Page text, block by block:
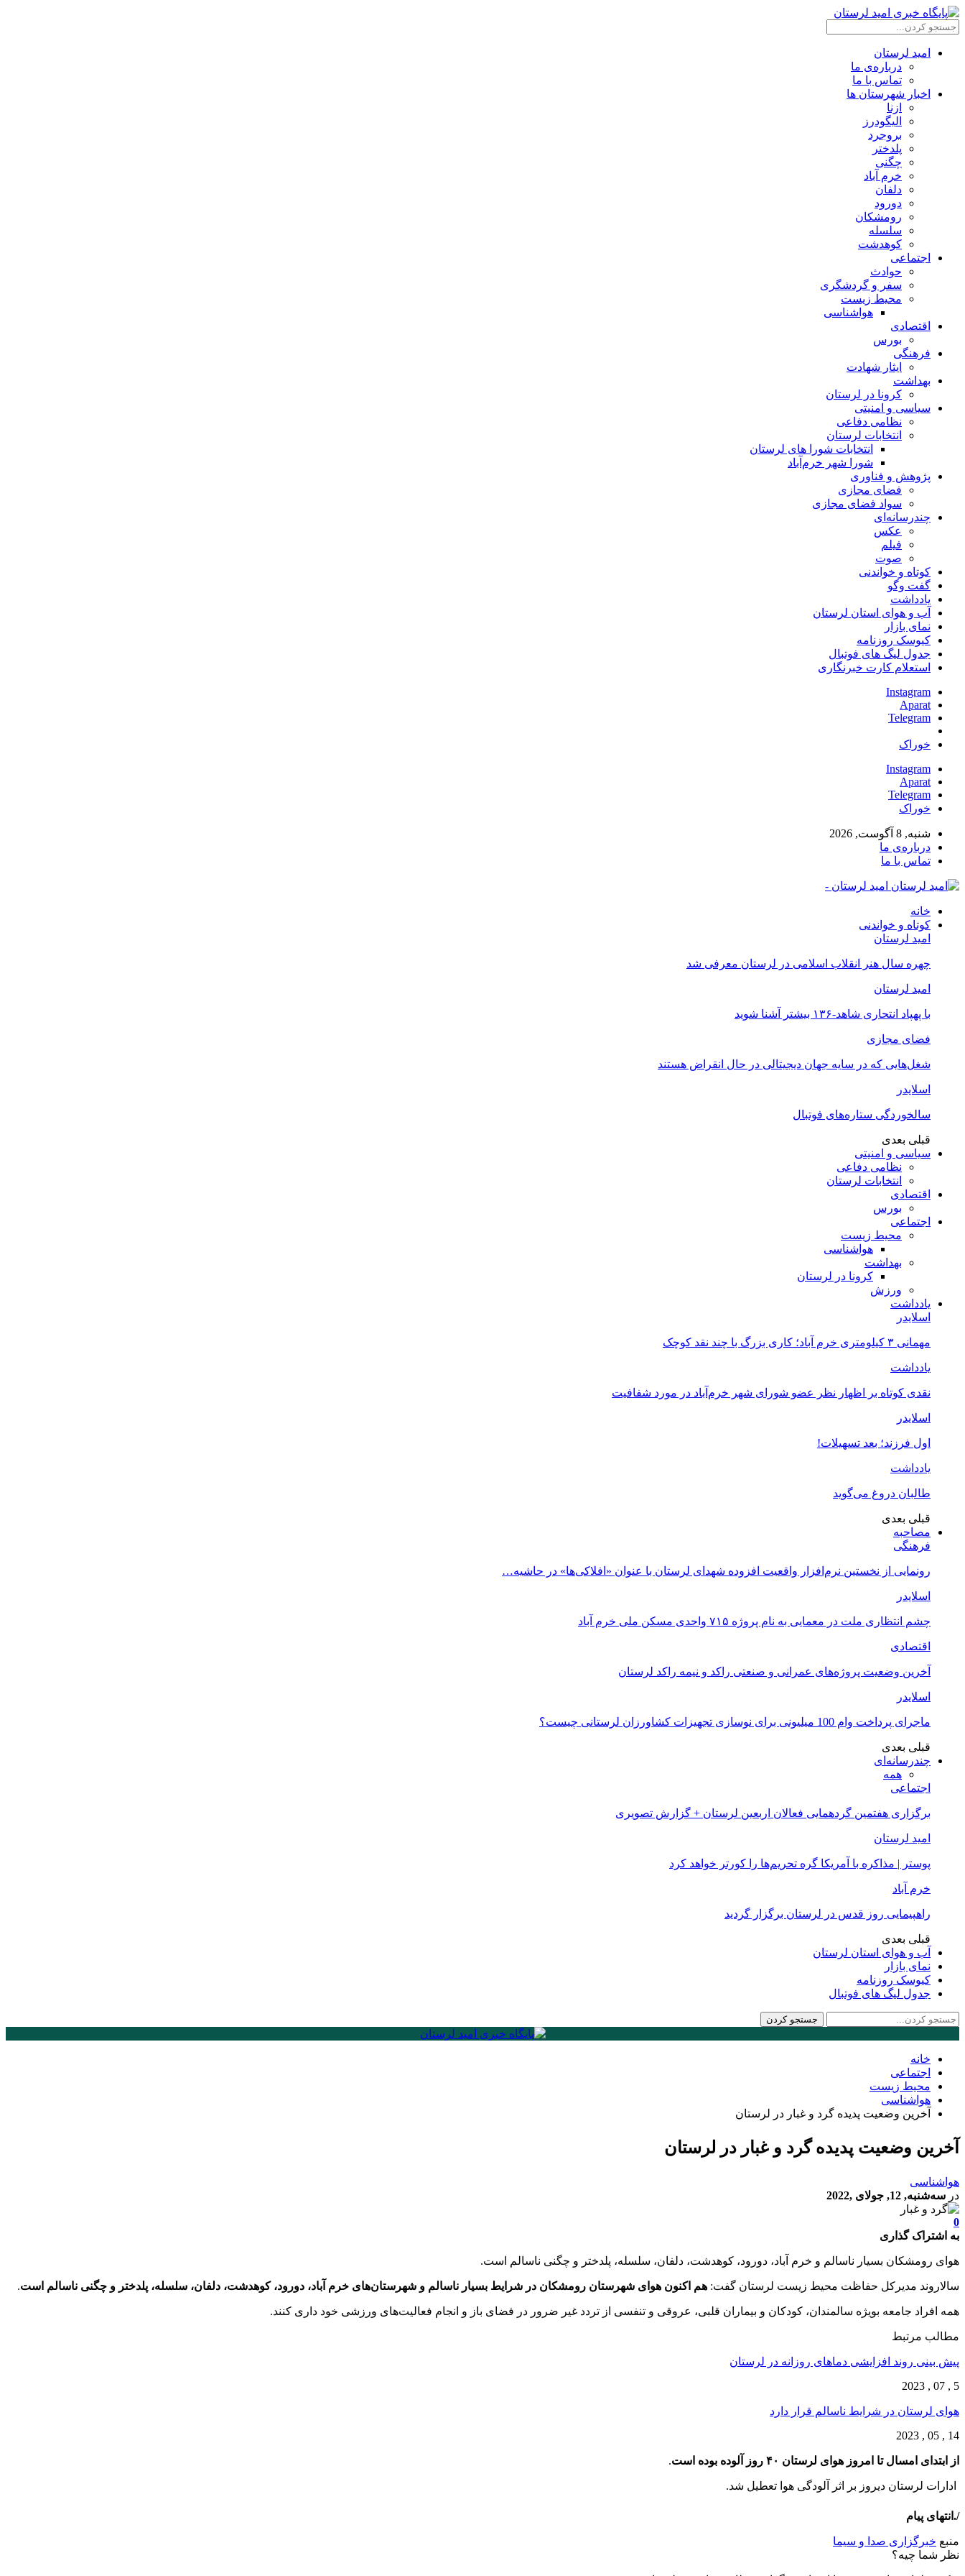
امید لرستان
درباره‌ی ما
تماس با ما
اخبار شهرستان ها
ازنا
الیگودرز
بروجرد
پلدختر
چگنی
خرم آباد
دلفان
دورود
رومشکان
سلسله
کوهدشت
اجتماعی
حوادث
سفر و گردشگری
محیط زیست
هواشناسی
اقتصادی
بورس
فرهنگی
ایثار شهادت
بهداشت
کرونا در لرستان
سیاسی و امنیتی
نظامی دفاعی
انتخابات لرستان
انتخابات شورا های لرستان
شورا شهر خرم‌آباد
پژوهش و فناوری
فضای مجازی
سواد فضای مجازی
چندرسانه‌ای
عكس
فیلم
صوت
کوتاه و خواندنی
گفت وگو
یادداشت
آب و هوای استان لرستان
نمای بازار
کیوسک روزنامه
جدول لیگ های فوتبال
استعلام کارت خبرنگاری
Instagram
Aparat
Telegram
خوراک
Instagram
Aparat
Telegram
خوراک
شنبه, 8 آگوست, 2026
درباره‌ی ما
تماس با ما
امید لرستان -
خانه
کوتاه و خواندنی
امید لرستان
چهره سال هنر انقلاب اسلامی در لرستان معرفی شد
امید لرستان
با پهپاد انتحاری شاهد-۱۳۶ بیشتر آشنا شوید
فضای مجازی
شغل‌‌هایی که در سایه جهان دیجیتالی در حال انقراض هستند
اسلایدر
سالخوردگی ستاره‌های فوتبال
قبلی بعدی
سیاسی و امنیتی
نظامی دفاعی
انتخابات لرستان
اقتصادی
بورس
اجتماعی
محیط زیست
هواشناسی
بهداشت
کرونا در لرستان
ورزش
یادداشت
اسلایدر
مهمانی ۳ کیلومتری خرم آباد؛ کاری بزرگ با چند نقد کوچک
یادداشت
نقدی کوتاه بر اظهار نظر عضو شورای شهر خرم‌آباد در مورد شفافیت
اسلایدر
اول فرزند؛ بعد تسهیلات!
یادداشت
طالبان دروغ می‌گوید
قبلی بعدی
مصاحبه
فرهنگی
رونمایی از نخستین نرم‌افزار واقعیت افزوده شهدای لرستان با عنوان «افلاکی‌ها» در حاشیه…
اسلایدر
چشم انتظاری ملت در معمایی به نام پروژه ۷۱۵ واحدی مسکن ملی خرم آباد
اقتصادی
آخرین وضعیت پروژه‌های عمرانی و صنعتی راکد و نیمه راکد لرستان
اسلایدر
ماجرای پرداخت وام 100 میلیونی برای نوسازی تجهیزات کشاورزان لرستانی چیست؟
قبلی بعدی
چندرسانه‌ای
همه
اجتماعی
برگزاری هفتمین گردهمایی فعالان اربعین لرستان + گزارش تصویری
امید لرستان
پوستر | مذاکره با آمریکا گره تحریم‌ها را کورتر خواهد کرد
خرم آباد
راهپیمایی روز قدس در لرستان برگزار گردید
قبلی بعدی
آب و هوای استان لرستان
نمای بازار
کیوسک روزنامه
جدول لیگ های فوتبال
خانه
اجتماعی
محیط زیست
هواشناسی
آخرین وضعیت پدیده گرد و غبار در لرستان
آخرین وضعیت پدیده گرد و غبار در لرستان
هواشناسی
در سه‌شنبه, 12, جولای ,2022
0
به اشتراک گذاری
هوای رومشکان بسیار ناسالم و خرم آباد، دورود، کوهدشت، دلفان، سلسله، پلدختر و چگنی ناسالم است.
سالاروند مدیرکل حفاظت محیط زیست لرستان گفت: هم اکنون هوای شهرستان رومشکان در شرایط بسیار ناسالم و شهرستان‌های خرم آباد، دورود، کوهدشت، دلفان، سلسله، پلدختر و چگنی ناسالم است.
همه افراد جامعه بویژه سالمندان، کودکان و بیماران قلبی، عروقی و تنفسی از تردد غیر ضرور در فضای باز و انجام فعالیت‌های ورزشی خود داری کنند.
مطالب مرتبط
پیش بینی روند افزایشی دما‌های روزانه در لرستان
5 , 07 , 2023
هوای لرستان در شرایط ناسالم قرار دارد
14 , 05 , 2023
از ابتدای امسال تا امروز هوای لرستان ۴۰ روز آلوده بوده است .
ادارات لرستان دیروز بر اثر آلودگی هوا تعطیل شد.
/.انتهای پیام
منبع خبرگزاری صدا و سیما
نظر شما چیه؟